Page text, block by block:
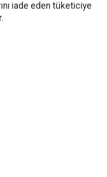
iade eden tüketiciye